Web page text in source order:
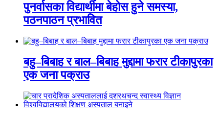
पुनर्वासका विद्यार्थीमा बेहोस हुने समस्या,
पठनपाठन प्रभावित
बहु–बिबाह र बाल–बिबाह मुद्दामा फरार टीकापुरका
एक जना पक्राउ